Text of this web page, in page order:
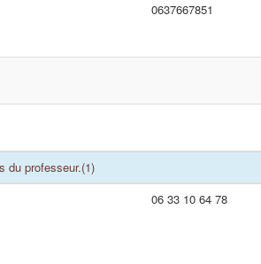
0637667851
du professeur.(1)
06 33 10 64 78